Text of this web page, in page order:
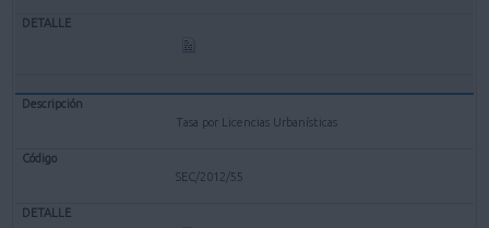
Tasa por Licencias Urbanísticas
SEC/2012/55